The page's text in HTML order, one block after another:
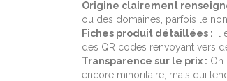
Origine clairement
ou des domaines, parfois le
Fiches produit détaillées : Il
des QR codes renvoyant vers
Transparence sur le prix : On
encore minoritaire, mais qui